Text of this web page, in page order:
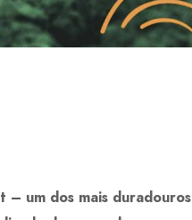
um dos mais duradouros